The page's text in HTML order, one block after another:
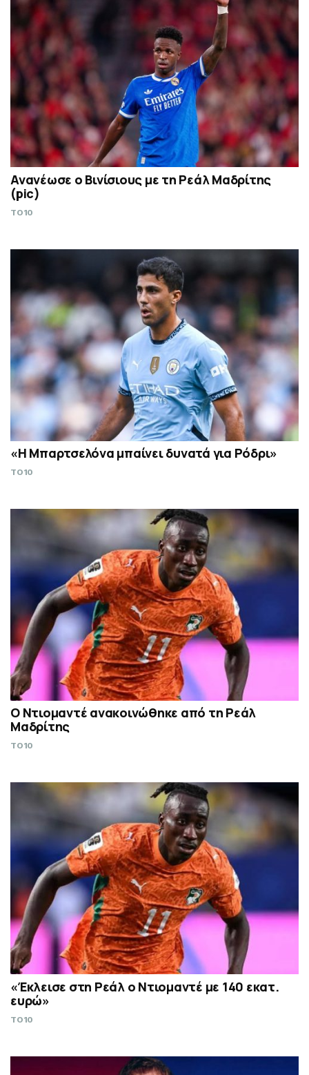
Ανανέωσε ο Βινίσιους με τη Ρεάλ Μαδρίτης
(pic)
TO10
«Η Μπαρτσελόνα μπαίνει δυνατά για Ρόδρι»
TO10
Ο Ντιομαντέ ανακοινώθηκε από τη Ρεάλ
Μαδρίτης
TO10
«Έκλεισε στη Ρεάλ ο Ντιομαντέ με 140 εκατ.
ευρώ»
TO10